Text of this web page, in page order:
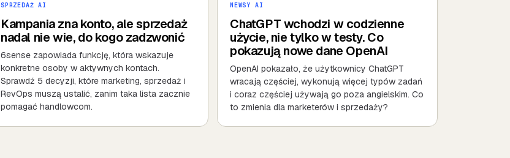
SPRZEDAŻ AI
Kampania zna konto, ale sprzedaż
nadal nie wie, do kogo zadzwonić
6sense zapowiada funkcję, która wskazuje
konkretne osoby w aktywnych kontach.
Sprawdź 5 decyzji, które marketing, sprzedaż i
RevOps muszą ustalić, zanim taka lista zacznie
pomagać handlowcom.
NEWSY AI
ChatGPT wchodzi w codzienne
użycie, nie tylko w testy. Co
pokazują nowe dane OpenAI
OpenAI pokazało, że użytkownicy ChatGPT
wracają częściej, wykonują więcej typów zadań
i coraz częściej używają go poza angielskim. Co
to zmienia dla marketerów i sprzedaży?